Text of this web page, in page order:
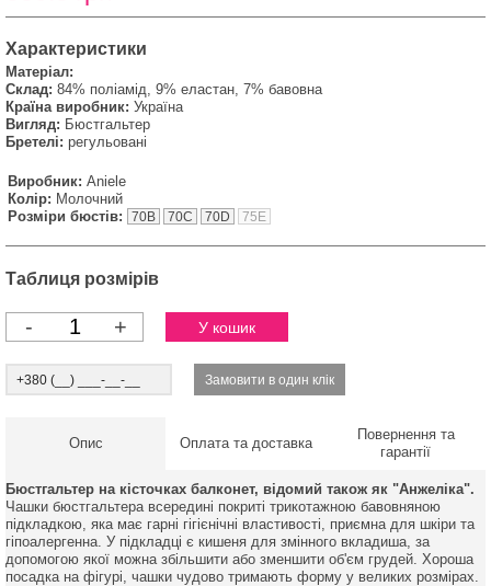
Характеристики
Матеріал:
Склад: 84% поліамід, 9% еластан, 7% бавовна
Країна виробник: Україна
Вигляд: Бюстгальтер
Бретелі: регульовані
Виробник: Aniele
Колір: Молочний
Розміри бюстів:
70B 70C 70D 75E
Таблиця розмірів
- +
Опис Оплата та доставка
Повернення та
гарантії
Бюстгальтер на кісточках балконет, відомий також як "Анжеліка".
Чашки бюстгальтера всередині покриті трикотажною бавовняною
підкладкою, яка має гарні гігієнічні властивості, приємна для шкіри та
гіпоалергенна. У підкладці є кишеня для змінного вкладиша, за
допомогою якої можна збільшити або зменшити об'єм грудей. Хороша
посадка на фігурі, чашки чудово тримають форму у великих розмірах.